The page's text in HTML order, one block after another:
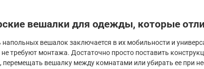
вешалки для одежды, которые
напольных вешалок заключается в их мобильности и
не требуют монтажа. Достаточно просто поставить
перемещать вешалку между комнатами или убирать ее при